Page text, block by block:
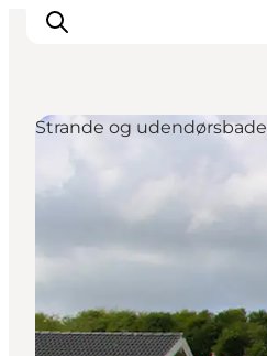
Oplevelser
Byer & Steder
Det sker
Planlæg din ferie
Booking
Strande og udendørsbade